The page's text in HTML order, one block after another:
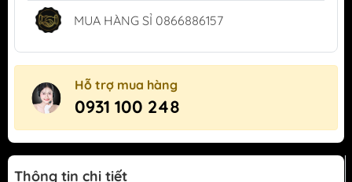
MUA HÀNG SỈ 0866886157
Hỗ trợ mua hàng
0931 100 248
Thông tin chi tiết